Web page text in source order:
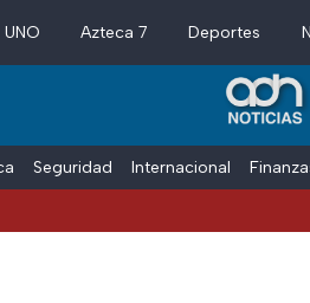
Azteca 7 Deportes
Seguridad Internacional